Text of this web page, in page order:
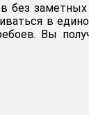
без
в
Вы